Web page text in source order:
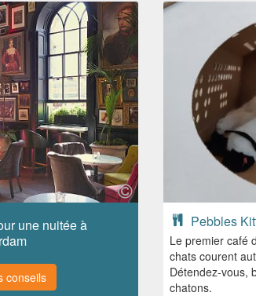
une nuitée à
conseils
Pebbles
Le premier café
chats courent
Détendez-vous,
chatons.